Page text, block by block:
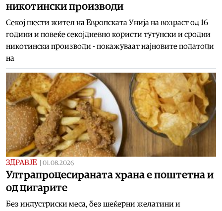
никотински производи
Секој шести жител на Европската Унија на возраст од 16
години и повеќе секојдневно користи тутунски и сродни
никотински производи - покажуваат најновите податоци
на
ЗДРАВЈЕ 01.08.2026
Ултрапроцесираната храна е поштетна и
од цигарите
Без индустриски меса, без шеќерни желатини и